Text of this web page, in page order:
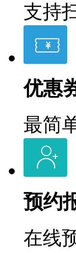
支持
优惠
最简
预约
在线